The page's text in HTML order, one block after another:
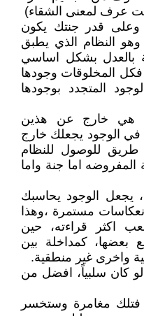
عرف لمعنى الشقاء)
قدر جنتك يكون
وهو النظام الذي يطبق
بشكل اساسي
المخلوقات وجودها
المتجدد بوجودها
هي خارج عن هذين
في الوجود يجعلك خارج
طريق للوصول للنظام
المفروضه اما جنة واما
يجعل الوجود يحاسبك
مستمرة ،وهذا
اكثر قراءته، حين
بعضها، كمداخلة بين
واخرى غير منطقية.
كان سلبياً، افضل من
مغامرة وستخسر